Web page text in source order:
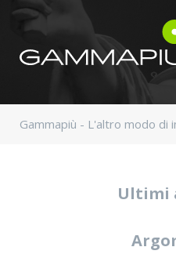
Gammapiù - L'altro modo di
Ultimi